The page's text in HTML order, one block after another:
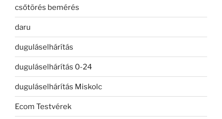
csőtörés bemérés
daru
duguláselhárítás
duguláselhárítás 0-24
duguláselhárítás Miskolc
Ecom Testvérek